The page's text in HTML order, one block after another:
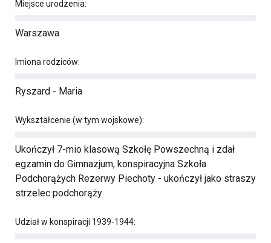
Miejsce urodzenia:
Warszawa
Imiona rodziców:
Ryszard - Maria
Wykształcenie (w tym wojskowe):
Ukończył 7-mio klasową Szkołę Powszechną i zdał
egzamin do Gimnazjum, konspiracyjna Szkoła
Podchorążych Rezerwy Piechoty - ukończył jako straszy
strzelec podchorąży
Udział w konspiracji 1939-1944: